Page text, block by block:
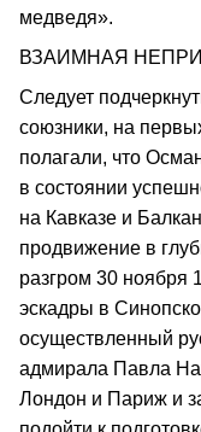
медведя».
ВЗАИМНАЯ
Следует
союзники, на
полагали, что
в состоянии
на Кавказе и
продвижение в
разгром 30 ноября
эскадры в
осуществленный
адмирала Павла
Лондон и Париж и